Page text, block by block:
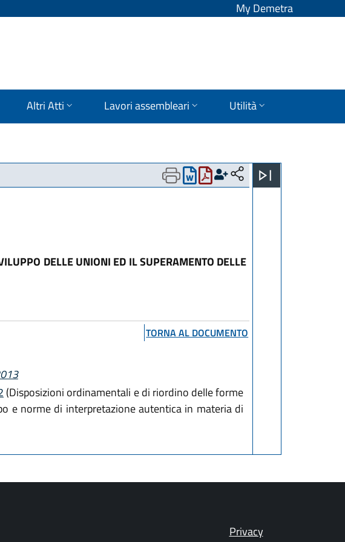
My Demetra
Altri Atti Lavori assembleari Utilità
DELLE UNIONI ED IL SUPERAMENTO DELLE
TORNA AL DOCUMENTO
(Disposizioni ordinamentali e di riordino delle forme
e norme di interpretazione autentica in materia di
Privacy